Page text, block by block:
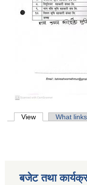
Primary tabs
View (active tab)
What
बजेट तथा